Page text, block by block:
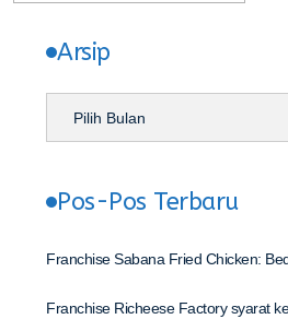
Arsip
Pos-Pos Terbaru
Franchise Sabana Fried Chicken:
Franchise Richeese Factory syarat